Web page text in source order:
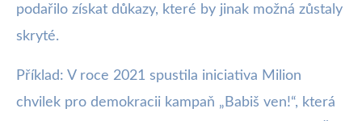
podařilo získat důkazy, které by jinak možná zůstaly
skryté.
Příklad: V roce 2021 spustila iniciativa Milion
chvilek pro demokracii kampaň „Babiš ven!“, která